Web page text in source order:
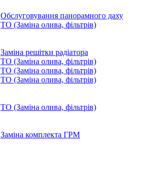
Обслуговування панорамного даху
ТО (Заміна олива, фільтрів)
Заміна решітки радіатора
ТО (Заміна олива, фільтрів)
ТО (Заміна олива, фільтрів)
ТО (Заміна олива, фільтрів)
ТО (Заміна олива, фільтрів)
Заміна комплекта ГРМ